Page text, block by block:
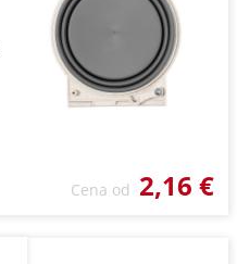
Cena od 2,16 €